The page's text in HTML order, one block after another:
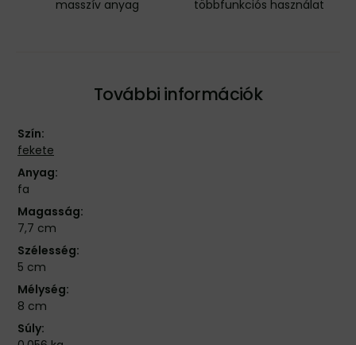
masszív anyag többfunkciós használat
További információk
Szín:
fekete
Anyag:
fa
Magasság:
7,7 cm
Szélesség:
5 cm
Mélység:
8 cm
Súly: